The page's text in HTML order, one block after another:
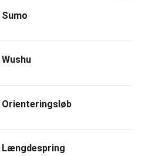
Orienteringsløb
Længdespring